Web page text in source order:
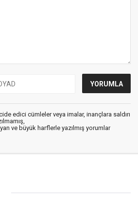
edici cümleler veya imalar, inançlara saldırı
ve büyük harflerle yazılmış yorumlar